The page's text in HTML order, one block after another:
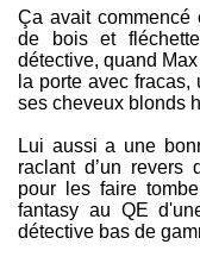
Ça avait commencé
de bois et
détective, quand
la porte avec
ses cheveux blonds
Lui aussi a une
raclant d’un revers
pour les faire
fantasy au QE
détective bas de